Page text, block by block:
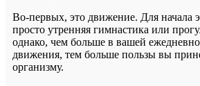
Во-первых, это движение. Для начала
просто утренняя гимнастика или
однако, чем больше в вашей
движения, тем больше пользы вы
организму.